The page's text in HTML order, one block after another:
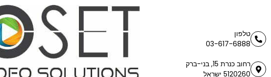
טלפון
03-617-6888
רחוב כנרת 15, בני-ברק
5120260 ישראל